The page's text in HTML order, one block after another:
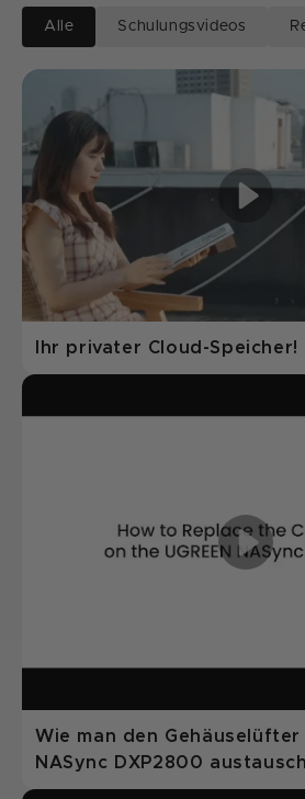
Alle Schulungsvideos
Ihr privater Cloud-Speicher!
Wie man den Gehäuselüfter
NASync DXP2800